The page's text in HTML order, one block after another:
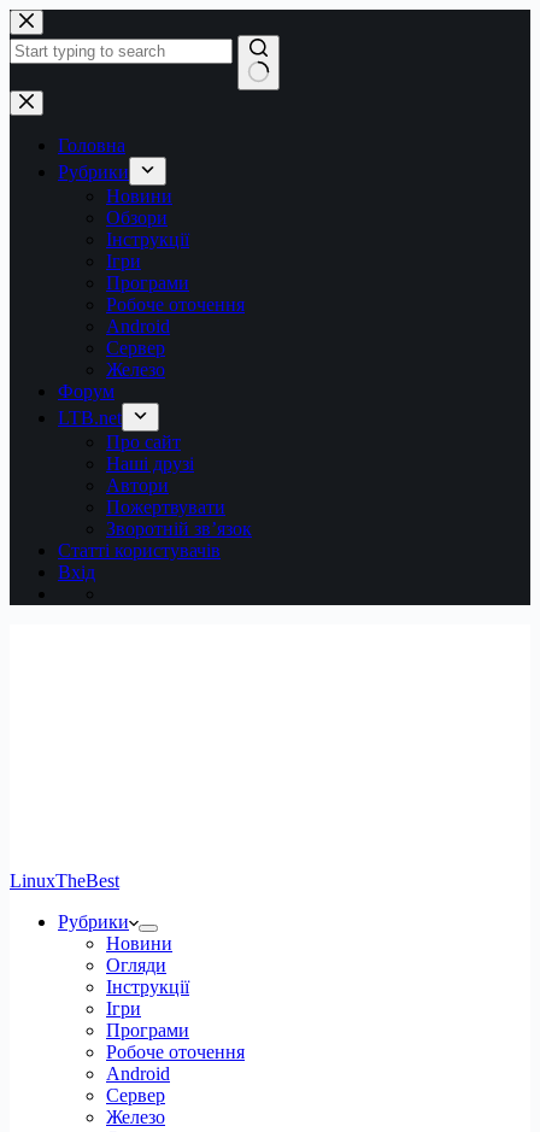
Перейти
до
вмісту
Немає
результатів
Головна
Рубрики
Новини
Обзори
Інструкції
Ігри
Програми
Робоче оточення
Android
Сервер
Железо
Форум
LTB.net
Про сайт
Наші друзі
Автори
Пожертвувати
Зворотній зв’язок
Статті користувачів
Вхід
LinuxTheBest
Рубрики
Новини
Огляди
Інструкції
Ігри
Програми
Робоче оточення
Android
Сервер
Железо